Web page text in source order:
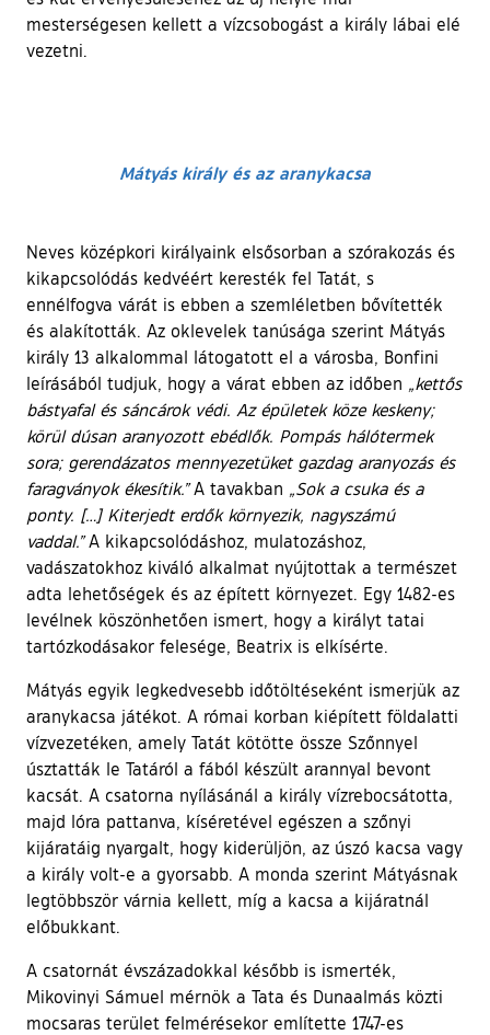
mesterségesen kellett a vízcsobogást a király lábai elé
vezetni.
Mátyáskirályés azaranykacsa
Neves középkori királyaink elsősorban a szórakozás és
kikapcsolódás kedvéért keresték fel Tatát, s
ennélfogva várát is ebben a szemléletben bővítették
és alakították. Az oklevelek tanúsága szerint Mátyás
király 13 alkalommal látogatott el a városba, Bonfini
leírásából tudjuk, hogy a várat ebben az időben „kettős
bástyafal és sáncárok védi. Az épületek köze keskeny;
körül dúsan aranyozott ebédlők. Pompás hálótermek
sora; gerendázatosmennyezetüket gazdag aranyozás és
faragványok ékesítik.”A tavakban „Sok a csuka és a
ponty. […] Kiterjedt erdők környezik, nagyszámú
vaddal.”A kikapcsolódáshoz, mulatozáshoz,
vadászatokhoz kiváló alkalmat nyújtottak a természet
adta lehetőségek és az épített környezet. Egy 1482-es
levélnek köszönhetően ismert, hogy a királyt tatai
tartózkodásakor felesége, Beatrix is elkísérte.
Mátyás egyik legkedvesebb időtöltéseként ismerjük az
aranykacsa játékot. A római korban kiépített földalatti
vízvezetéken, amely Tatát kötötte össze Szőnnyel
úsztatták le Tatáról a fából készült arannyal bevont
kacsát. A csatorna nyílásánál a király vízrebocsátotta,
majd lóra pattanva, kíséretével egészen a szőnyi
kijáratáig nyargalt, hogy kiderüljön, az úszó kacsa vagy
a király volt-e a gyorsabb. A monda szerint Mátyásnak
legtöbbször várnia kellett, míg a kacsa a kijáratnál
előbukkant.
A csatornát évszázadokkal később is ismerték,
Mikovinyi Sámuel mérnök a Tata és Dunaalmás közti
mocsaras terület felmérésekor említette 1747-es